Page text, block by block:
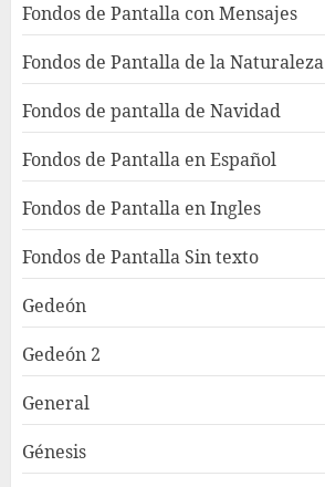
Fondos de Pantalla con Mensajes
Fondos de Pantalla de la Naturaleza
Fondos de pantalla de Navidad
Fondos de Pantalla en Español
Fondos de Pantalla en Ingles
Fondos de Pantalla Sin texto
Gedeón
Gedeón 2
General
Génesis